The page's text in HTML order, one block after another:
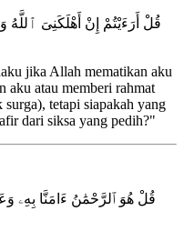
قُلْ أَرَءَيْتُمْ إِنْ أَهْلَكَنِىَ
jika Allah mematikan aku
aku atau memberi rahmat
tetapi siapakah yang
dari siksa yang pedih?"
قُلْ هُوَ ٱلرَّحْمَٰنُ ءَامَنَّا بِهِۦ